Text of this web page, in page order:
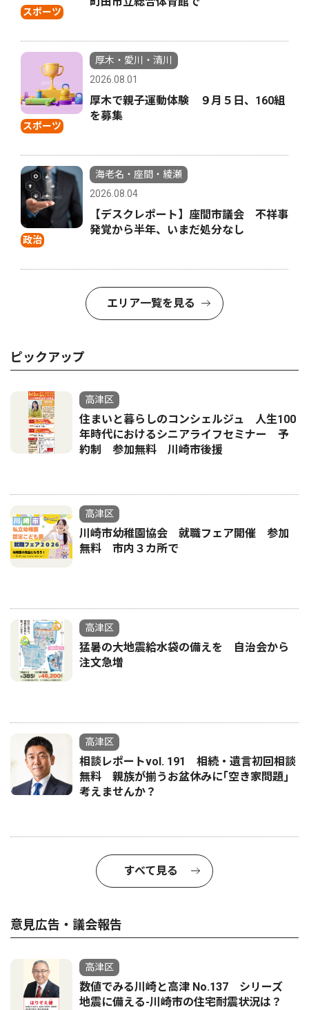
スポーツ
スポーツ
厚木・愛川・清川
2026.08.01
厚木で親子運動体験 ９月５日、160組
を募集
政治
海老名・座間・綾瀬
2026.08.04
【デスクレポート】座間市議会 不祥事
発覚から半年、いまだ処分なし
エリア一覧を見る
ピックアップ
高津区
住まいと暮らしのコンシェルジュ 人生100
年時代におけるシニアライフセミナー 予
約制 参加無料 川崎市後援
高津区
川崎市幼稚園協会 就職フェア開催 参加
無料 市内３カ所で
高津区
猛暑の大地震給水袋の備えを 自治会から
注文急増
高津区
相談レポートvol. 191 相続・遺言初回相談
無料 親族が揃うお盆休みに｢空き家問題｣
考えませんか？
すべて見る
意見広告・議会報告
高津区
数値でみる川崎と高津 No.137 シリーズ
地震に備える-川崎市の住宅耐震状況は？